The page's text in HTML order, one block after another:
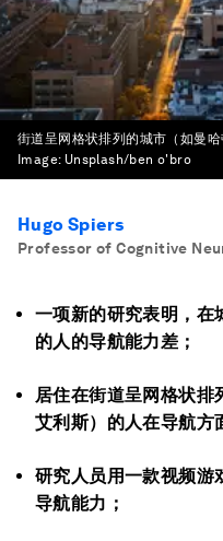
街道呈网格状排列的城市（如曼
Image: Unsplash/ben o'bro
Hugo Spiers
Professor of Cognitive
一项新的研究表明，在
的人的导航能力差；
居住在街道呈网格状排
艾利斯）的人在导航方
研究人员用一款视频
导航能力；